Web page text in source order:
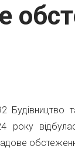
Будівництво